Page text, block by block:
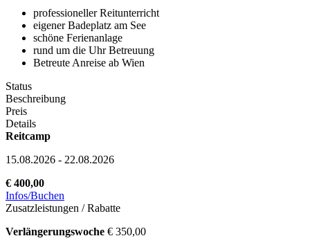
professioneller Reitunterricht
eigener Badeplatz am See
schöne Ferienanlage
rund um die Uhr Betreuung
Betreute Anreise ab Wien
Status
Beschreibung
Preis
Details
Reitcamp
15.08.2026 - 22.08.2026
€ 400,00
Infos/Buchen
Zusatzleistungen / Rabatte
Verlängerungswoche € 350,00